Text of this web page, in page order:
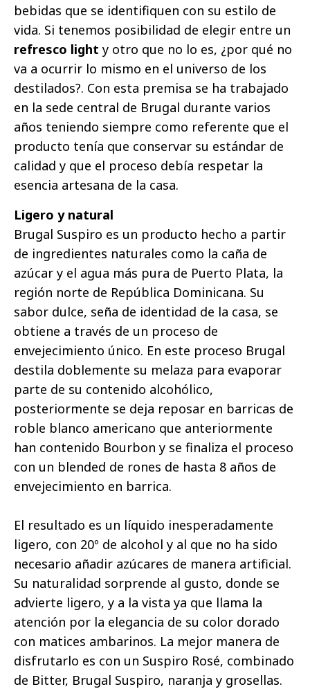
bebidas que se identifiquen con su estilo de
vida. Si tenemos posibilidad de elegir entre un
refresco light y otro que no lo es, ¿por qué no
va a ocurrir lo mismo en el universo de los
destilados?. Con esta premisa se ha trabajado
en la sede central de Brugal durante varios
años teniendo siempre como referente que el
producto tenía que conservar su estándar de
calidad y que el proceso debía respetar la
esencia artesana de la casa.
Ligero y natural
Brugal Suspiro es un producto hecho a partir
de ingredientes naturales como la caña de
azúcar y el agua más pura de Puerto Plata, la
región norte de República Dominicana. Su
sabor dulce, seña de identidad de la casa, se
obtiene a través de un proceso de
envejecimiento único. En este proceso Brugal
destila doblemente su melaza para evaporar
parte de su contenido alcohólico,
posteriormente se deja reposar en barricas de
roble blanco americano que anteriormente
han contenido Bourbon y se finaliza el proceso
con un blended de rones de hasta 8 años de
envejecimiento en barrica.
El resultado es un líquido inesperadamente
ligero, con 20º de alcohol y al que no ha sido
necesario añadir azúcares de manera artificial.
Su naturalidad sorprende al gusto, donde se
advierte ligero, y a la vista ya que llama la
atención por la elegancia de su color dorado
con matices ambarinos. La mejor manera de
disfrutarlo es con un Suspiro Rosé, combinado
de Bitter, Brugal Suspiro, naranja y grosellas.